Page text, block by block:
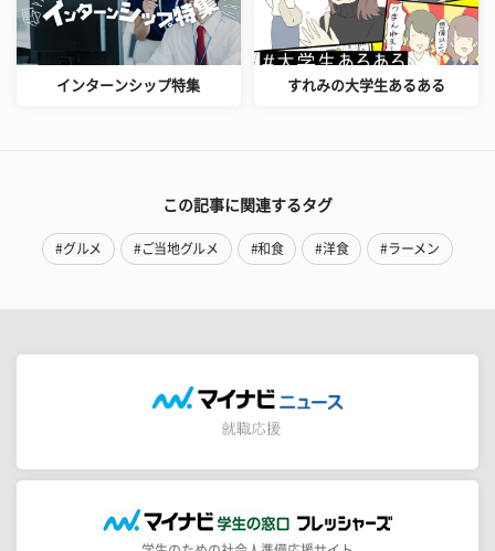
インターンシップ特集 すれみの大学生あるある
この記事に関連するタグ
#グルメ #ご当地グルメ #和食 #洋食 #ラーメン